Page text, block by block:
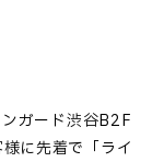
ガード渋谷B2F
に先着で「ライ